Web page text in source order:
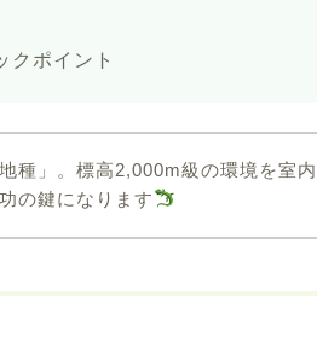
クポイント
種」。標高2,000m級の環境を室内
の鍵になります